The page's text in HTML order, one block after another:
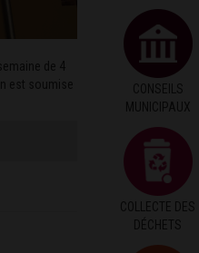
de 4
est soumise
CONSEILS
MUNICIPAUX
COLLECTE DES
DÉCHETS